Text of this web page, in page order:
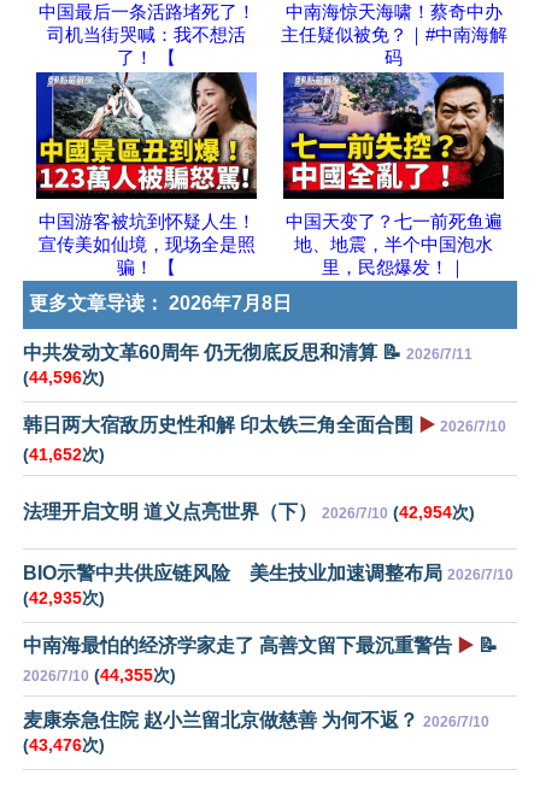
中国最后一条活路堵死了！
司机当街哭喊：我不想活
了！ 【
中南海惊天海啸！蔡奇中办
主任疑似被免？｜#中南海解
码
中国游客被坑到怀疑人生！
宣传美如仙境，现场全是照
骗！ 【
中国天变了？七一前死鱼遍
地、地震，半个中国泡水
里，民怨爆发！｜
更多文章导读： 2026年7月8日
中共发动文革60周年 仍无彻底反思和清算 📝 2026/7/11
(44,596次)
韩日两大宿敌历史性和解 印太铁三角全面合围 ▶️ 2026/7/10
(41,652次)
法理开启文明 道义点亮世界（下） 2026/7/10 (42,954次)
BIO示警中共供应链风险 美生技业加速调整布局 2026/7/10
(42,935次)
中南海最怕的经济学家走了 高善文留下最沉重警告 ▶️ 📝
2026/7/10 (44,355次)
麦康奈急住院 赵小兰留北京做慈善 为何不返？ 2026/7/10
(43,476次)